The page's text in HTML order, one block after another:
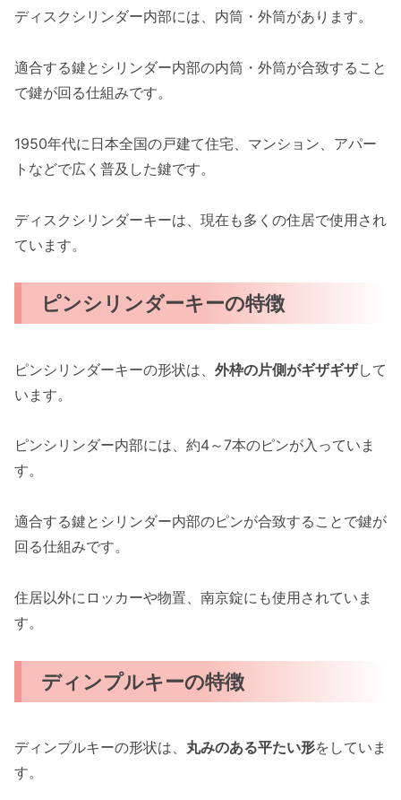
ディスクシリンダー内部には、内筒・外筒があります。
適合する鍵とシリンダー内部の内筒・外筒が合致すること
で鍵が回る仕組みです。
1950年代に日本全国の戸建て住宅、マンション、アパー
トなどで広く普及した鍵です。
ディスクシリンダーキーは、現在も多くの住居で使用され
ています。
ピンシリンダーキーの特徴
ピンシリンダーキーの形状は、 外枠の片側がギザギザして
います。
ピンシリンダー内部には、約4～7本のピンが入っていま
す。
適合する鍵とシリンダー内部のピンが合致することで鍵が
回る仕組みです。
住居以外にロッカーや物置、南京錠にも使用されていま
す。
ディンプルキーの特徴
ディンプルキーの形状は、 丸みのある平たい形をしていま
す。